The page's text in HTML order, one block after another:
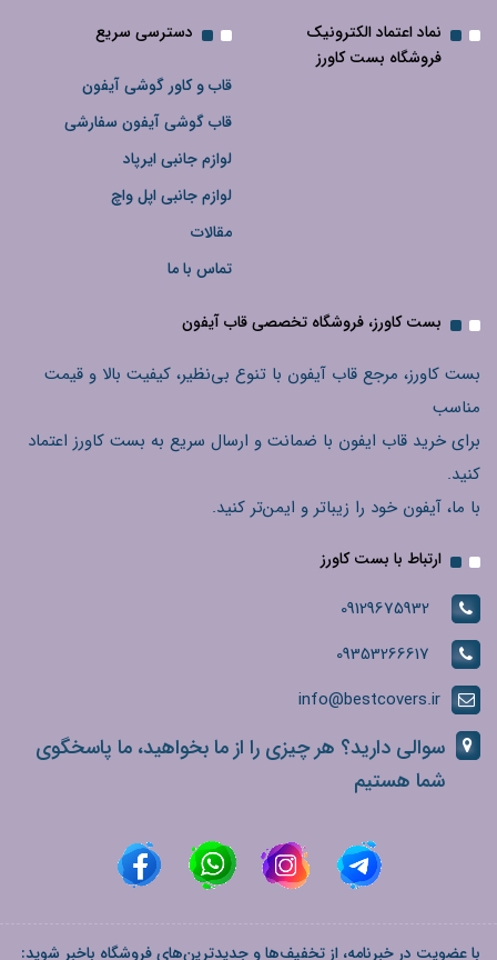
نماد اعتماد الکترونیک
فروشگاه بست کاورز
دسترسی سریع
قاب و کاور گوشی آیفون
قاب گوشی آیفون سفارشی
لوازم جانبی ایرپاد
لوازم جانبی اپل واچ
مقالات
تماس با ما
بست کاورز، فروشگاه تخصصی قاب آیفون
بست کاورز، مرجع قاب آیفون با تنوع بی‌نظیر، کیفیت بالا و قیمت
مناسب
برای خرید قاب ایفون با ضمانت و ارسال سریع به بست کاورز اعتماد
کنید.
با ما، آیفون خود را زیباتر و ایمن‌تر کنید.
ارتباط با بست کاورز
09129675932
09353266617
info@bestcovers.ir
سوالی دارید؟ هر چیزی را از ما بخواهید، ما پاسخگوی
شما هستیم
با عضویت در خبرنامه، از تخفیف‌ها و جدیدترین‌های فروشگاه باخبر شوید: